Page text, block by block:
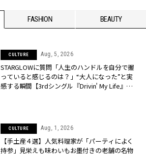
FASHION BEAUTY
CULTURE Aug, 5, 2026
STARGLOWに質問「人生のハンドルを自分で握
っていると感じるのは？」“大️人になった”と実
感する瞬間【3rdシングル『Drivin' My Life』発
CULTURE Aug, 1, 2026
【手土産４選】人気料理家が「パーティによく
持参」見栄えも味わいもお墨付きの老舗の名物